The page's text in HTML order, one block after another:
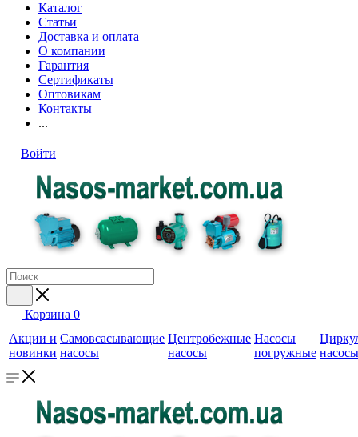
Каталог
Статьи
Доставка и оплата
О компании
Гарантия
Сертификаты
Оптовикам
Контакты
...
Войти
Корзина 0
Акции и
новинки
Самовсасывающие
насосы
Центробежные
насосы
Насосы
погружные насосы